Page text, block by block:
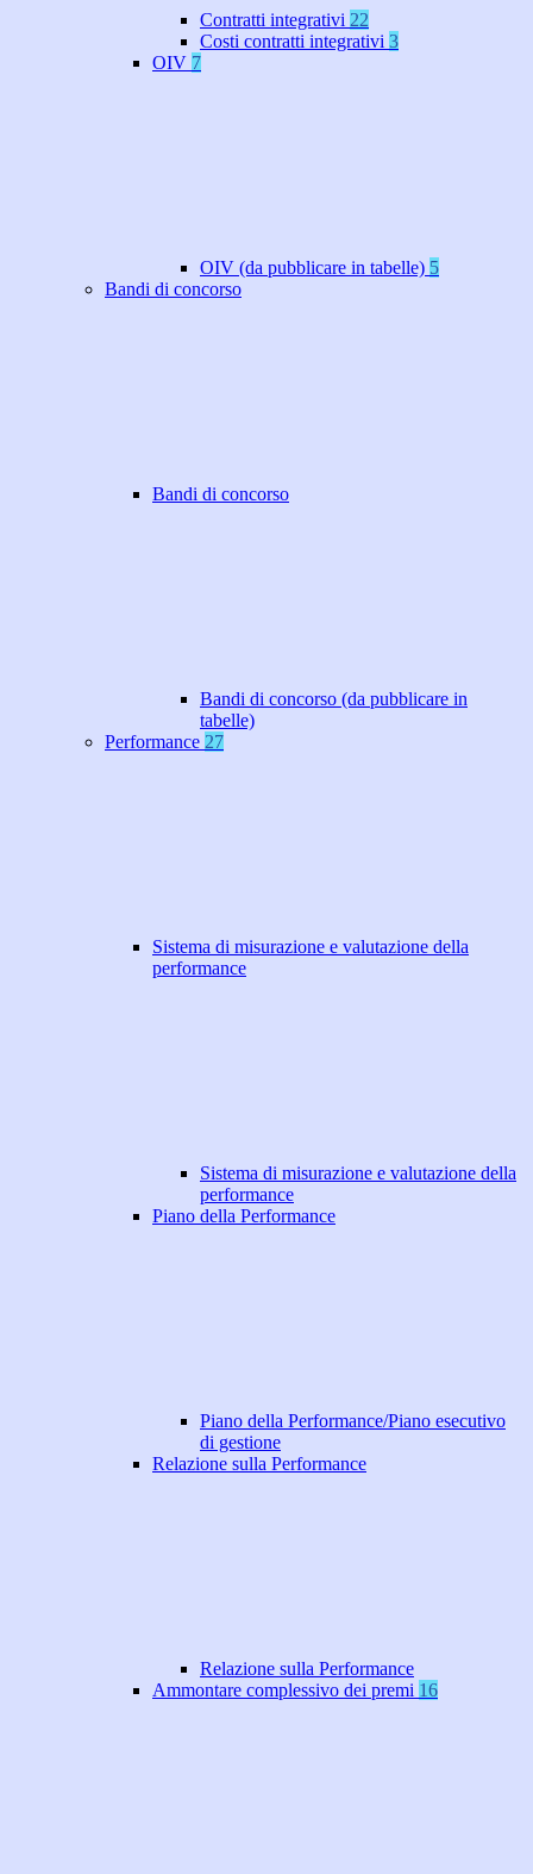
Contratti integrativi 22
Costi contratti integrativi 3
OIV 7
OIV (da pubblicare in tabelle) 5
Bandi di concorso
Bandi di concorso
Bandi di concorso (da pubblicare in
tabelle)
Performance 27
Sistema di misurazione e valutazione della
performance
Sistema di misurazione e valutazione della
performance
Piano della Performance
Piano della Performance/Piano esecutivo
di gestione
Relazione sulla Performance
Relazione sulla Performance
Ammontare complessivo dei premi 16